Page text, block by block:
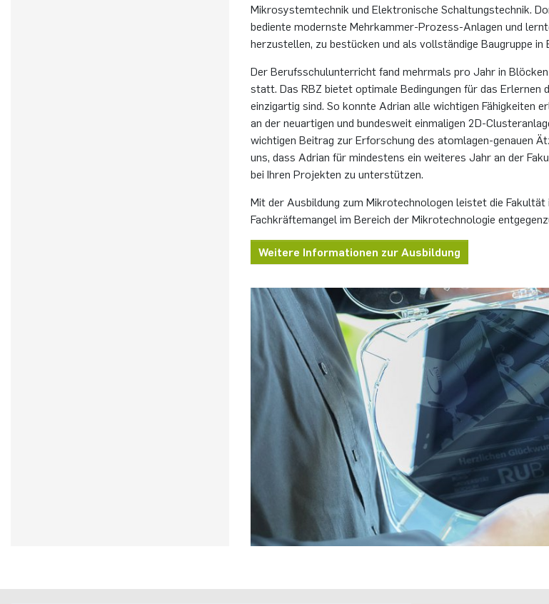
Mikrosystemtechnik und Elektronische Schaltungstechnik.
bediente modernste Mehrkammer-Prozess-Anlagen und
herzustellen, zu bestücken und als vollständige Baugruppe in
Der Berufsschulunterricht fand mehrmals pro Jahr in
statt. Das RBZ bietet optimale Bedingungen für das Erlernen
einzigartig sind. So konnte Adrian alle wichtigen Fähigkeiten
an der neuartigen und bundesweit einmaligen 2D-
wichtigen Beitrag zur Erforschung des atomlagen-genauen
uns, dass Adrian für mindestens ein weiteres Jahr an der
bei Ihren Projekten zu unterstützen.
Mit der Ausbildung zum Mikrotechnologen leistet die Fakultät
Fachkräftemangel im Bereich der Mikrotechnologie
Weitere Informationen zur Ausbildung